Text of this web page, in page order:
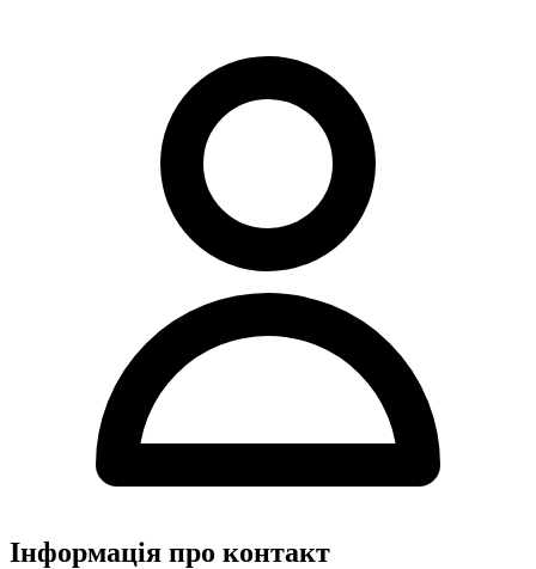
Інформація про контакт